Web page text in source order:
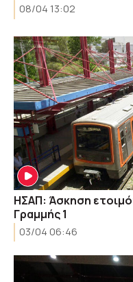
08/04 13:02
ΗΣΑΠ: Άσκηση
Γραμμής 1
03/04 06:46